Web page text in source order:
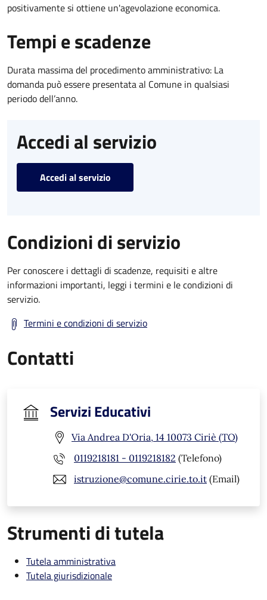
positivamente si ottiene un'agevolazione economica.
Tempi e scadenze
Durata massima del procedimento amministrativo: La
domanda può essere presentata al Comune in qualsiasi
periodo dell’anno.
Accedi al servizio
Accedi al servizio
Condizioni di servizio
Per conoscere i dettagli di scadenze, requisiti e altre
informazioni importanti, leggi i termini e le condizioni di
servizio.
Termini e condizioni di servizio
Contatti
Servizi Educativi
Via Andrea D'Oria, 14 10073 Ciriè (TO)
0119218181 - 0119218182 (Telefono)
istruzione@comune.cirie.to.it (Email)
Strumenti di tutela
Tutela amministrativa
Tutela giurisdizionale